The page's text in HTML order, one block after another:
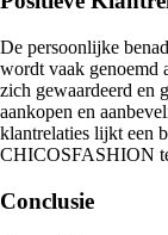
De persoonlijke
wordt vaak genoemd
zich gewaardeerd en
aankopen en
klantrelaties lijkt een
CHICOSFASHION
Conclusie